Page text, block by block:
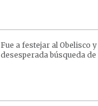
Fue a festejar al Obelisco
desesperada búsqueda